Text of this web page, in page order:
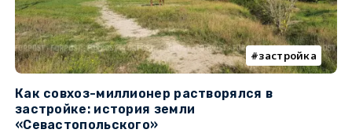
застройка
Как совхоз-миллионер растворялся в
застройке: история земли
«Севастопольского»